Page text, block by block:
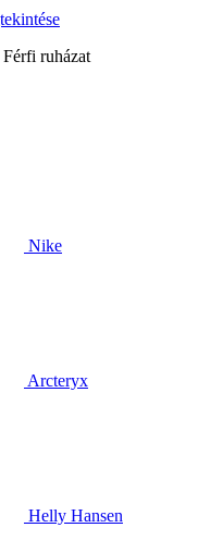
Férfi ruházat
Nike
Arcteryx
Helly Hansen